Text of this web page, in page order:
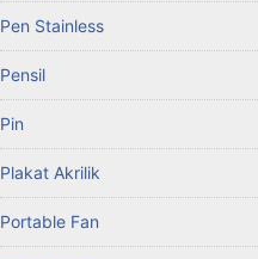
Pen Stainless
Pensil
Pin
Plakat Akrilik
Portable Fan